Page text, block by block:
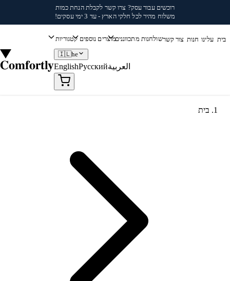
רוכשים עבור עסק? צרו קשר לקבלת הנחת כמות
משלוח מהיר לכל חלקי הארץ - עד 3 ימי עסקים!
Comfortly
בית עלינו חנות צור קשרשולחנות מתכוונניםמוצרים נוספים קטגוריות
🇮🇱he
EnglishРусскийالعربية
בית